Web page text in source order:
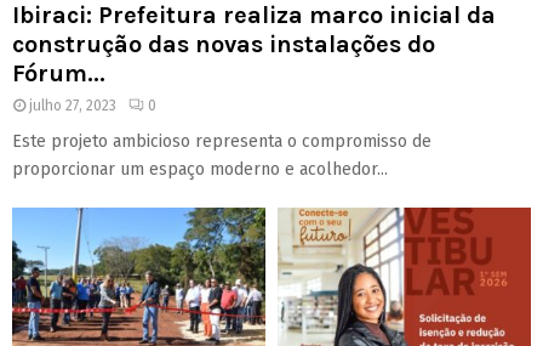
Ibiraci: Prefeitura realiza marco inicial da
construção das novas instalações do
Fórum...
julho 27, 2023 0
Este projeto ambicioso representa o compromisso de
proporcionar um espaço moderno e acolhedor...